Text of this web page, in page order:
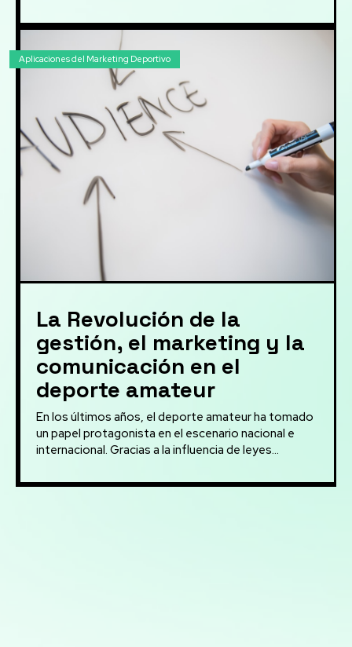
Aplicaciones del Marketing Deportivo
La Revolución de la
gestión, el marketing y la
comunicación en el
deporte amateur
En los últimos años, el deporte amateur ha tomado
un papel protagonista en el escenario nacional e
internacional. Gracias a la influencia de leyes...